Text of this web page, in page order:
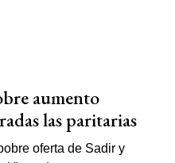
aumento
las paritarias